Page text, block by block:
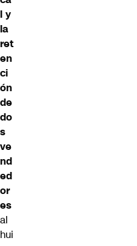
l y
la
ret
en
ci
ón
de
do
s
ve
nd
ed
or
es
al
hui